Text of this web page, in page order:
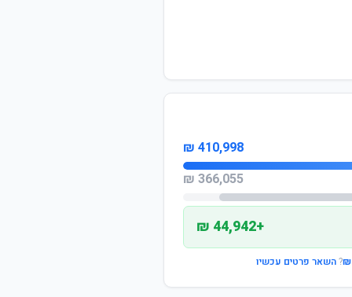
410,998 ₪
366,055 ₪
+44,942 ₪
?השאר פרטים עכשיו